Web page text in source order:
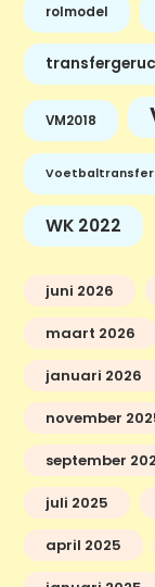
rolmodel
VM2018
WK 2022
juni 2026
maart 2026
januari 2026
november
september
juli 2025
april 2025